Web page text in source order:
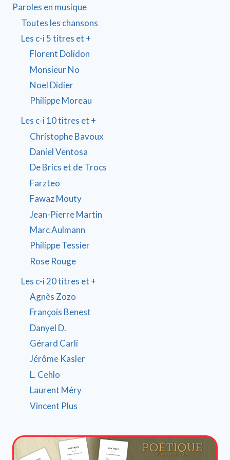
Paroles en musique
Toutes les chansons
Les c-i 5 titres et +
Florent Dolidon
Monsieur No
Noel Didier
Philippe Moreau
Les c-i 10 titres et +
Christophe Bavoux
Daniel Ventosa
De Brics et de Trocs
Farzteo
Fawaz Mouty
Jean-Pierre Martin
Marc Aulmann
Philippe Tessier
Rose Rouge
Les c-i 20 titres et +
Agnès Zozo
François Benest
Danyel D.
Gérard Carli
Jérôme Kasler
L. Cehlo
Laurent Méry
Vincent Plus